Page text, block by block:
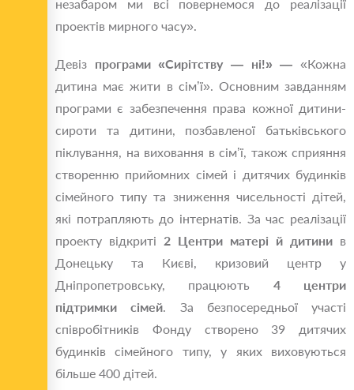
незабаром ми всі повернемося до реалізації
проектів мирного часу».
Девіз програми «Сирітству — ні!» — «Кожна
дитина має жити в сім’ї». Основним завданням
програми є забезпечення права кожної дитини-
сироти та дитини, позбавленої батьківського
піклування, на виховання в сім’ї, також сприяння
створенню прийомних сімей і дитячих будинків
сімейного типу та зниження чисельності дітей,
які потрапляють до інтернатів. За час реалізації
проекту відкриті 2 Центри матері й дитини в
Донецьку та Києві, кризовий центр у
Дніпропетровську, працюють 4 центри
підтримки сімей. За безпосередньої участі
співробітників Фонду створено 39 дитячих
будинків сімейного типу, у яких виховуються
більше 400 дітей.